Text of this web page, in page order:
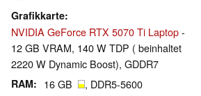
Grafikkarte
NVIDIA GeForce RTX 5070 Ti Laptop-
12 GB VRAM, 140 W TDP ( beinhaltet
2220 W Dynamic Boost), GDDR7
RAM 16 GB , DDR5-5600